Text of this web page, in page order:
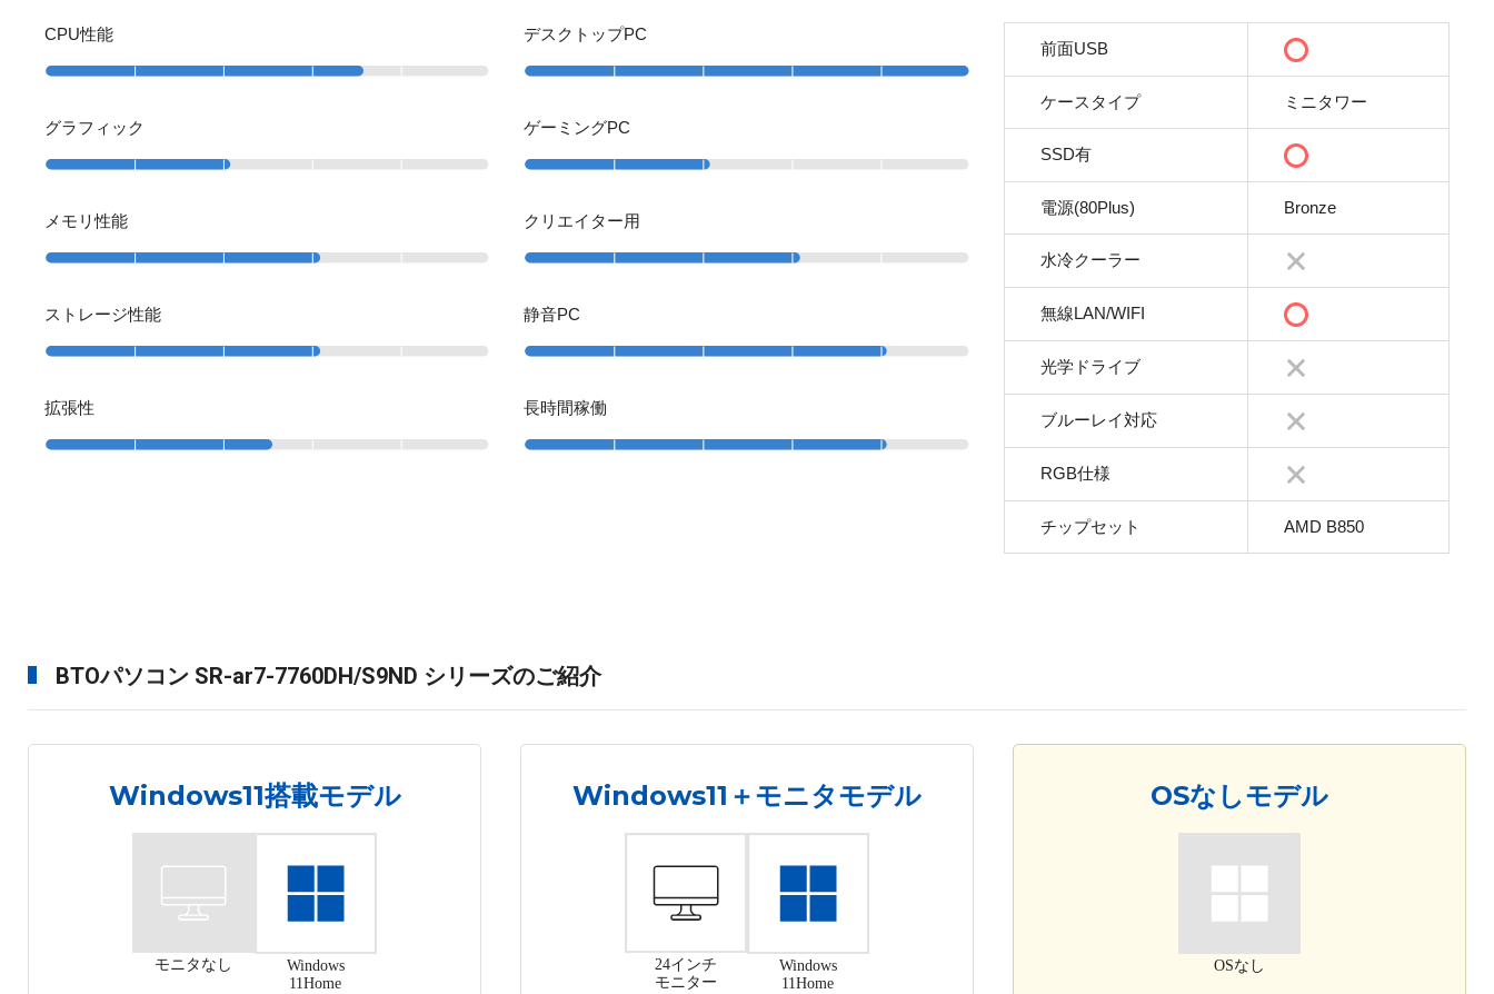
CPU性能
グラフィック
メモリ性能
ストレージ性能
拡張性
デスクトップPC
ゲーミングPC
クリエイター用
静音PC
長時間稼働
前面USB
ケースタイプ ミニタワー
SSD有
電源(80Plus) Bronze
水冷クーラー
無線LAN/WIFI
光学ドライブ
ブルーレイ対応
RGB仕様
チップセット AMD B850
BTOパソコン SR-ar7-7760DH/S9ND シリーズのご紹介
Windows11搭載モデル
モニタなし
Windows
11Home
Windows11＋モニタモデル
24インチ
モニター
Windows
11Home
OSなしモデル
OSなし